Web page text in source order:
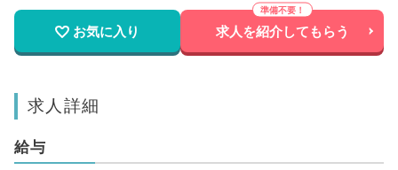
お気に入り 求人を紹介してもらう
求人詳細
給与